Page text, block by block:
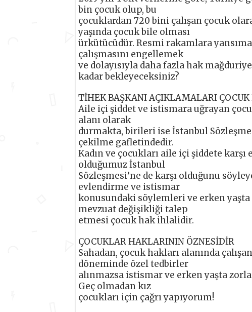
bin çocuk olup, bu
çocuklardan 720 bini çalışan çocuk
yaşında çocuk bile olması
ürkütücüdür. Resmi rakamlara
çalışmasını engellemek
ve dolayısıyla daha fazla hak
kadar bekleyeceksiniz?
TİHEK BAŞKANI AÇIKLAMALARI
Aile içi şiddet ve istismara uğrayan
alanı olarak
durmakta, birileri ise İstanbul
çekilme gafletindedir.
Kadın ve çocukları aile içi şiddete
olduğumuz İstanbul
Sözleşmesi’ne de karşı olduğunu
evlendirme ve istismar
konusundaki söylemleri ve erken
mevzuat değişikliği talep
etmesi çocuk hak ihlalidir.
ÇOCUKLAR HAKLARININ ÖZNESİDİR
Sahadan, çocuk hakları alanında
döneminde özel tedbirler
alınmazsa istismar ve erken yaşta
Geç olmadan kız
çocukları için çağrı yapıyorum!